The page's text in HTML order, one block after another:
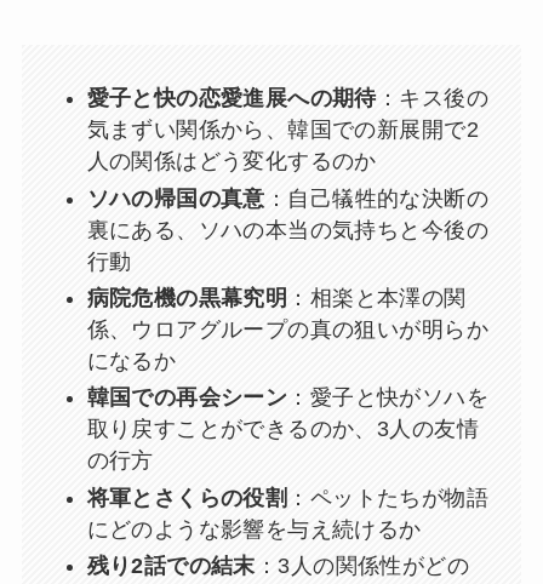
愛子と快の恋愛進展への期待：キス後の
気まずい関係から、韓国での新展開で2
人の関係はどう変化するのか
ソハの帰国の真意 ：自己犠牲的な決断の
裏にある、ソハの本当の気持ちと今後の
行動
病院危機の黒幕究明 ：相楽と本澤の関
係、ウロアグループの真の狙いが明らか
になるか
韓国での再会シーン ：愛子と快がソハを
取り戻すことができるのか、3人の友情
の行方
将軍とさくらの役割 ：ペットたちが物語
にどのような影響を与え続けるか
残り2話での結末：3人の関係性がどの